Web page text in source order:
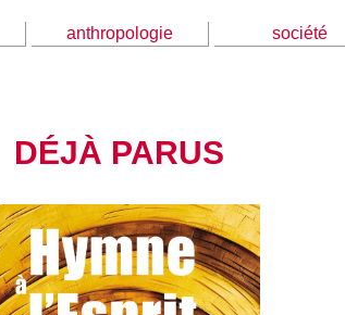
anthropologie société
DÉJÀ PARUS